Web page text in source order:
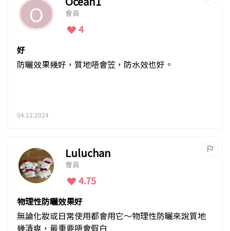
會員
4
好
防曬效果幾好，質地唔會笠，防水效也好。
04.12.2024
Luluchan
會員
4.75
物理性防曬效果好
無論化妝或日常使用都會用它～物理性防曬來說質地
幾清爽，最重要唔會假白